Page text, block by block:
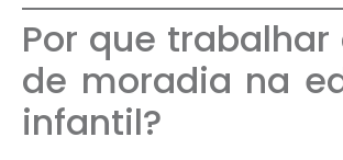
Por que
de moradia na
infantil?